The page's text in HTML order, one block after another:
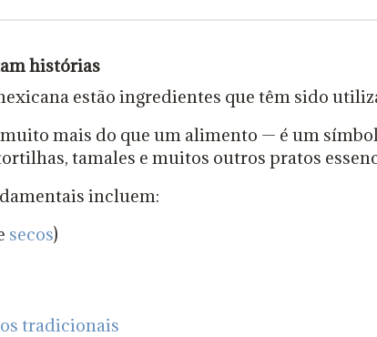
histórias
estão ingredientes que têm sido
mais do que um alimento — é um
tamales e muitos outros pratos
incluem:
secos)
tradicionais